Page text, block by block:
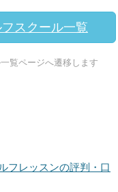
スクール一覧
覧ページへ遷移します
フレッスンの評判・口